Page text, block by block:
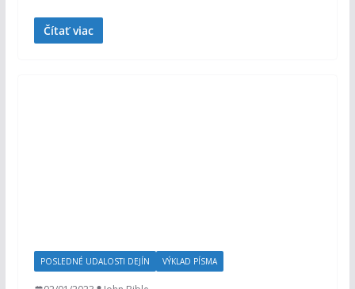
Čítať viac
POSLEDNÉ UDALOSTI DEJÍN VÝKLAD PÍSMA